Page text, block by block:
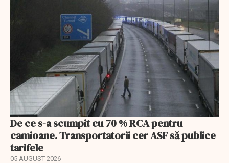
De ce s-a scumpit cu 70 % RCA pentru
camioane. Transportatorii cer ASF să publice
tarifele
05 AUGUST 2026